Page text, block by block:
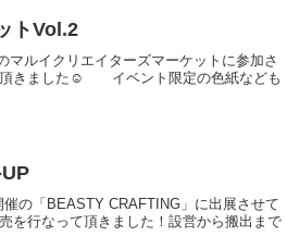
トVol.2
ルイクリエイターズマーケットに参加さ
きました☺︎ イベント限定の色紙なども
の「BEASTY CRAFTING」に出展させて
行なって頂きました！設営から搬出まで